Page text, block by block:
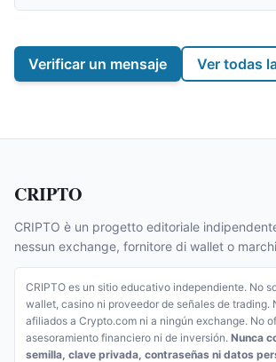
Verificar un mensaje Ver todas
CRIPTO
CRIPTO è un progetto editoriale
nessun exchange, fornitore di wallet o
CRIPTO es un sitio educativo independiente. No
wallet, casino ni proveedor de señales de trading.
afiliados a Crypto.com ni a ningún exchange. No
asesoramiento financiero ni de inversión. Nunca
semilla, clave privada, contraseñas ni datos